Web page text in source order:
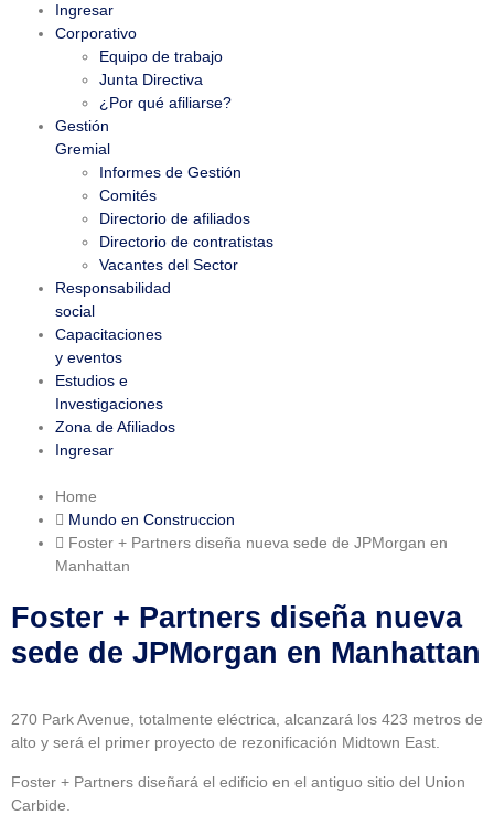
Ingresar
Corporativo
Equipo de trabajo
Junta Directiva
¿Por qué afiliarse?
Gestión
Gremial
Informes de Gestión
Comités
Directorio de afiliados
Directorio de contratistas
Vacantes del Sector
Responsabilidad
social
Capacitaciones
y eventos
Estudios e
Investigaciones
Zona de Afiliados
Ingresar
Home
Mundo en Construccion
Foster + Partners diseña nueva sede de JPMorgan en
Manhattan
Foster + Partners diseña nueva
sede de JPMorgan en Manhattan
270 Park Avenue, totalmente eléctrica, alcanzará los 423 metros de
alto y será el primer proyecto de rezonificación Midtown East.
Foster + Partners diseñará el edificio en el antiguo sitio del Union
Carbide.